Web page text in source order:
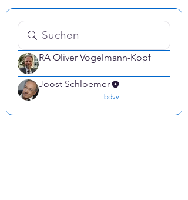
RA Oliver Vogelmann-Kopf
Joost Schloemer
bdvv